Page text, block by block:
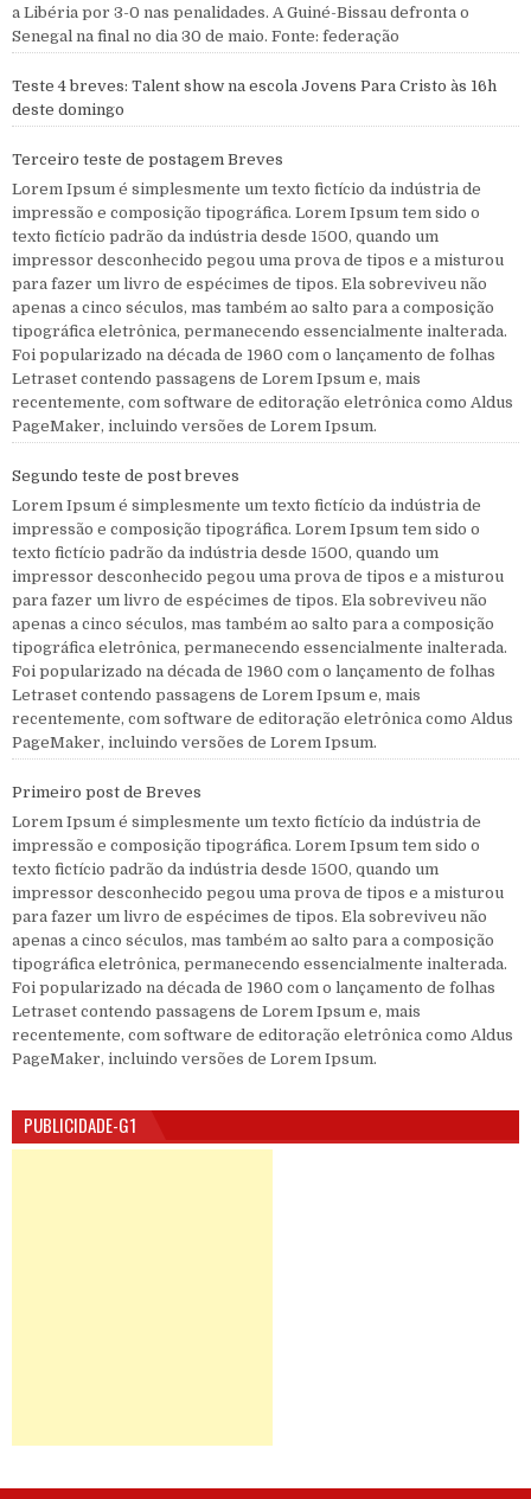
a Libéria por 3-0 nas penalidades. A Guiné-Bissau defronta o
Senegal na final no dia 30 de maio. Fonte: federação
Teste 4 breves: Talent show na escola Jovens Para Cristo às 16h
deste domingo
Terceiro teste de postagem Breves
Lorem Ipsum é simplesmente um texto fictício da indústria de
impressão e composição tipográfica. Lorem Ipsum tem sido o
texto fictício padrão da indústria desde 1500, quando um
impressor desconhecido pegou uma prova de tipos e a misturou
para fazer um livro de espécimes de tipos. Ela sobreviveu não
apenas a cinco séculos, mas também ao salto para a composição
tipográfica eletrônica, permanecendo essencialmente inalterada.
Foi popularizado na década de 1960 com o lançamento de folhas
Letraset contendo passagens de Lorem Ipsum e, mais
recentemente, com software de editoração eletrônica como Aldus
PageMaker, incluindo versões de Lorem Ipsum.
Segundo teste de post breves
Lorem Ipsum é simplesmente um texto fictício da indústria de
impressão e composição tipográfica. Lorem Ipsum tem sido o
texto fictício padrão da indústria desde 1500, quando um
impressor desconhecido pegou uma prova de tipos e a misturou
para fazer um livro de espécimes de tipos. Ela sobreviveu não
apenas a cinco séculos, mas também ao salto para a composição
tipográfica eletrônica, permanecendo essencialmente inalterada.
Foi popularizado na década de 1960 com o lançamento de folhas
Letraset contendo passagens de Lorem Ipsum e, mais
recentemente, com software de editoração eletrônica como Aldus
PageMaker, incluindo versões de Lorem Ipsum.
Primeiro post de Breves
Lorem Ipsum é simplesmente um texto fictício da indústria de
impressão e composição tipográfica. Lorem Ipsum tem sido o
texto fictício padrão da indústria desde 1500, quando um
impressor desconhecido pegou uma prova de tipos e a misturou
para fazer um livro de espécimes de tipos. Ela sobreviveu não
apenas a cinco séculos, mas também ao salto para a composição
tipográfica eletrônica, permanecendo essencialmente inalterada.
Foi popularizado na década de 1960 com o lançamento de folhas
Letraset contendo passagens de Lorem Ipsum e, mais
recentemente, com software de editoração eletrônica como Aldus
PageMaker, incluindo versões de Lorem Ipsum.
PUBLICIDADE-G1